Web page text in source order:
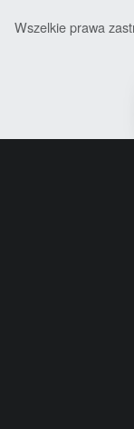
Wszelkie prawa